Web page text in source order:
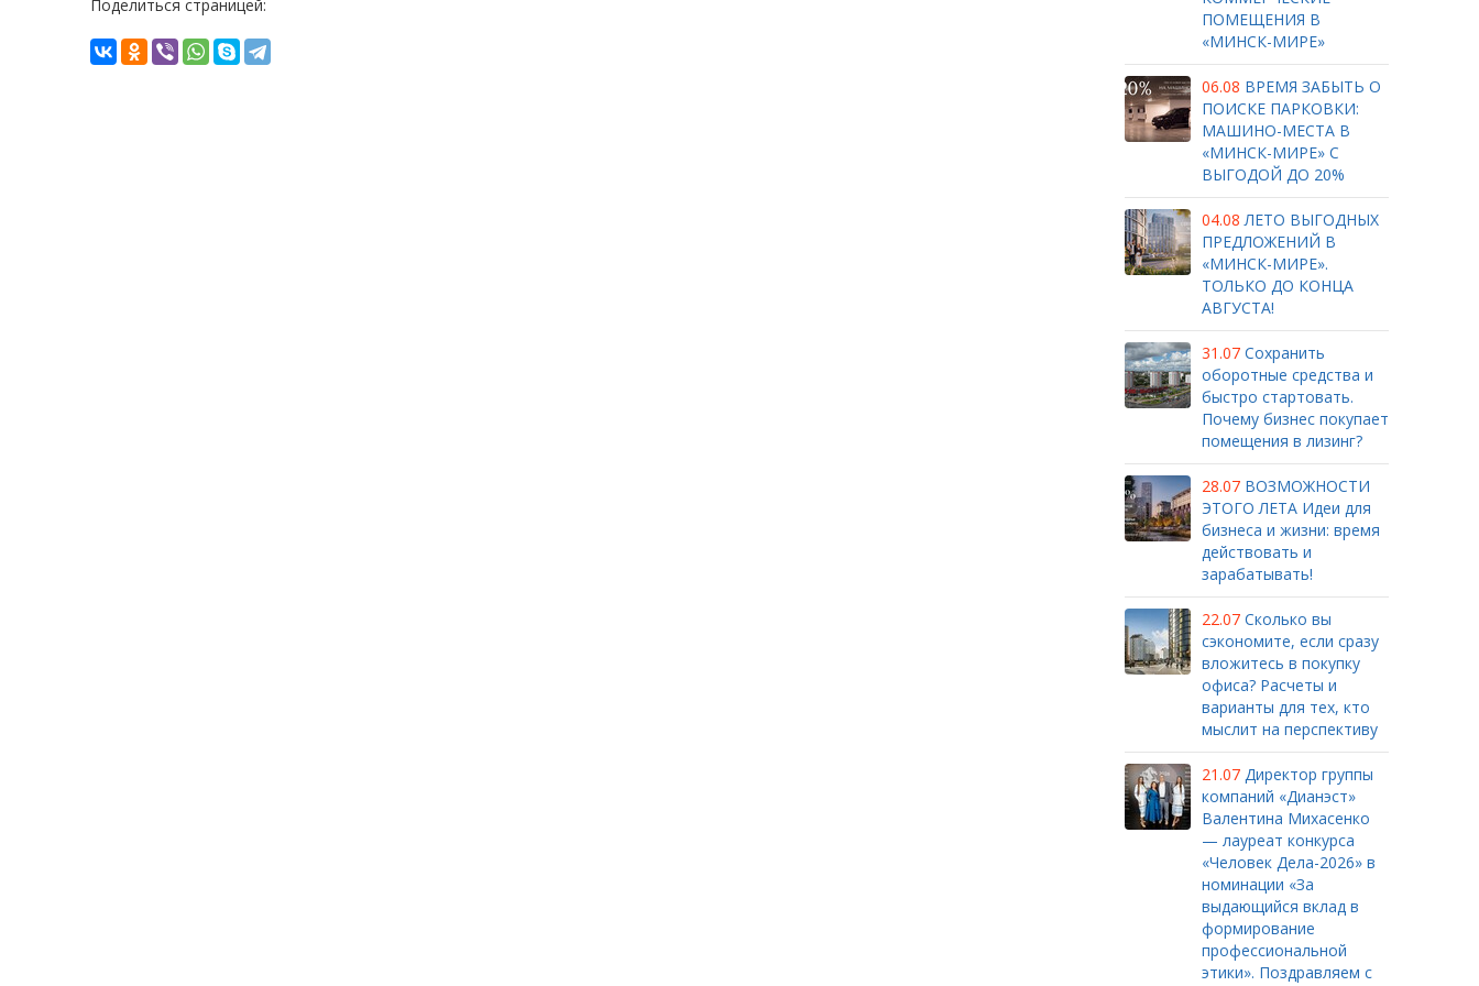
Поделиться страницей:
ПОМЕЩЕНИЯ В
«МИНСК-МИРЕ»
06.08 ВРЕМЯ ЗАБЫТЬ О
ПОИСКЕ ПАРКОВКИ:
МАШИНО-МЕСТА В
«МИНСК-МИРЕ» С
ВЫГОДОЙ ДО 20%
04.08 ЛЕТО ВЫГОДНЫХ
ПРЕДЛОЖЕНИЙ В
«МИНСК-МИРЕ».
ТОЛЬКО ДО КОНЦА
АВГУСТА!
31.07 Сохранить
оборотные средства и
быстро стартовать.
Почему бизнес покупает
помещения в лизинг?
28.07 ВОЗМОЖНОСТИ
ЭТОГО ЛЕТА Идеи для
бизнеса и жизни: время
действовать и
зарабатывать!
22.07 Сколько вы
сэкономите, если сразу
вложитесь в покупку
офиса? Расчеты и
варианты для тех, кто
мыслит на перспективу
21.07 Директор группы
компаний «Дианэст»
Валентина Михасенко
— лауреат конкурса
«Человек Дела-2026» в
номинации «За
выдающийся вклад в
формирование
профессиональной
этики». Поздравляем с